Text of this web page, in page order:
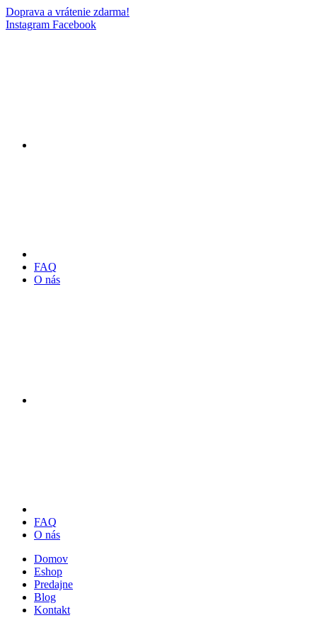
Doprava a vrátenie zdarma!
Instagram Facebook
FAQ
O nás
FAQ
O nás
Domov
Eshop
Predajne
Blog
Kontakt